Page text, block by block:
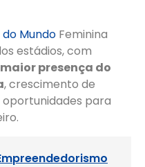
Mundo Feminina
estádios, com
maior presença do
, crescimento de
para